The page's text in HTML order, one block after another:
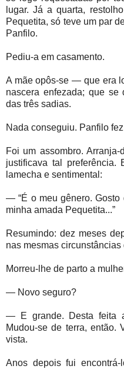
lugar. Já a quarta,
Pequetita, só teve um par
Panfilo.
Pediu-a em casamento.
A mãe opôs-se — que era
nascera enfezada; que se
das três sadias.
Nada conseguiu. Panfilo
Foi um assombro.
justificava tal preferência.
lamecha e sentimental:
— “É o meu gênero. Gosto
minha amada Pequetita...”
Resumindo: dez meses
nas mesmas circunstâncias
Morreu-lhe de parto a
— Novo seguro?
— E grande. Desta feita
Mudou-se de terra, então.
vista.
Anos depois fui